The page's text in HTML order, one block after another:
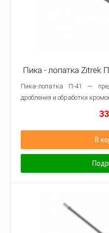
Пика - лопатка Zitrek
Пика-лопатка П-41 —
дробления и обработки
В